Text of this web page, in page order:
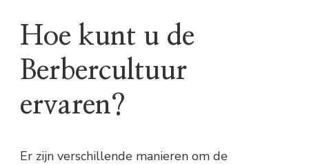
Hoe kunt u de
Berbercultuur
ervaren?
Er zijn verschillende manieren om de